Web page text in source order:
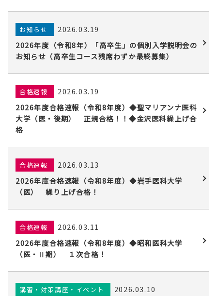
お知らせ
2026.03.19
2026年度（令和8年）「高卒生」の個別入学説明会の
お知らせ（高卒生コース残席わずか最終募集）
合格速報
2026.03.19
2026年度合格速報（令和8年度）◆聖マリアンナ医科
大学（医・後期） 正規合格！！◆金沢医科繰上げ合
格
合格速報
2026.03.13
2026年度合格速報（令和8年度）◆岩手医科大学
（医） 繰り上げ合格！
合格速報
2026.03.11
2026年度合格速報（令和8年度）◆昭和医科大学
（医・Ⅱ期） １次合格！
講習・対策講座・イベント
2026.03.10